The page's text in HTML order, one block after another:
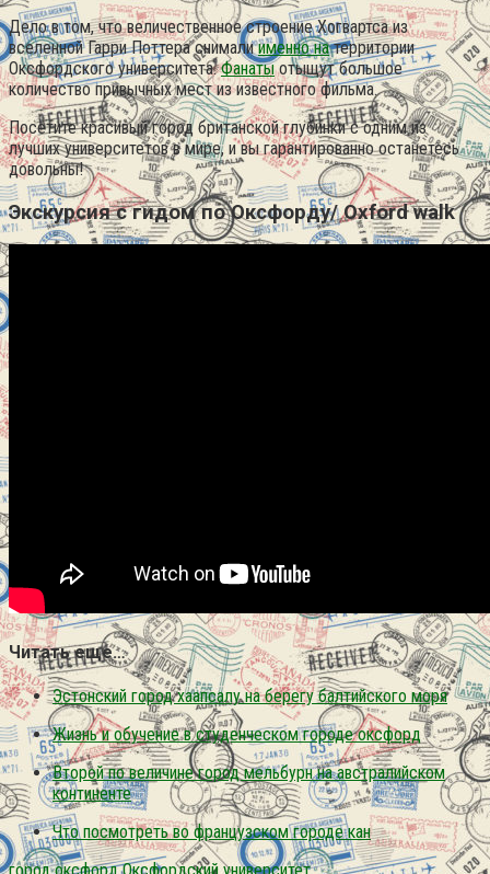
Дело в том, что величественное строение Хогвартса из
вселенной Гарри Поттера снималиименно натерритории
Оксфордского университета.Фанатыотыщут большое
количество привычных мест из известного фильма.
Посетите красивый город британской глубинки с одним из
лучших университетов в мире, и вы гарантированно останетесь
довольны!
Экскурсия с гидом по Оксфорду/ Oxford walk
Читать еще…
Эстонский город хаапсалу на берегу балтийского моря
Жизнь и обучение в студенческом городе оксфорд
Второй по величине город мельбурн на австралийском
континенте
Что посмотреть во французском городе кан